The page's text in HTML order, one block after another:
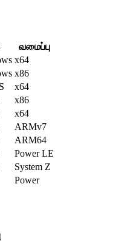
வமைப்பு
x64
x86
x64
x86
x64
ARMv7
ARM64
Power LE
System Z
Power